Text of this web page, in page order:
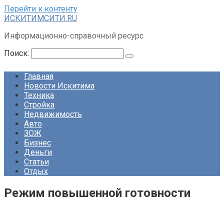
Перейти к контенту
ИСКИТИМСИТИ.RU
Информационно-справочный ресурс
Поиск:
Главная
Новости Искитима
Техника
Стройка
Недвижимость
Авто
ЗОЖ
Бизнес
Деньги
Статьи
Отдых
Режим повышенной готовности